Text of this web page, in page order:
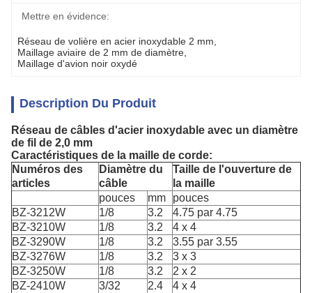
Mettre en évidence:
Réseau de volière en acier inoxydable 2 mm
Maillage aviaire de 2 mm de diamètre
Maillage d'avion noir oxydé
Description Du Produit
Réseau de câbles d'acier inoxydable avec un diamètre
de fil de 2,0 mm
Caractéristiques de la maille de corde:
Numéros des
articles
Diamètre du
câble
Taille de l'ouverture de
la maille
pouces
mm
pouces
BZ-3212W
1/8 3.2
4.75 par 4.75
BZ-3210W
1/8 3.2
4 x 4
BZ-3290W
1/8 3.2
3.55 par 3.55
BZ-3276W
1/8 3.2
3 x 3
BZ-3250W
1/8 3.2
2 x 2
BZ-2410W
3/32 2.4
4 x 4